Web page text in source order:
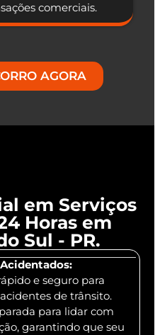
comerciais.
AGORA
em Serviços
Horas em
Sul - PR.
e seguro para
de trânsito.
para lidar com
garantindo que seu